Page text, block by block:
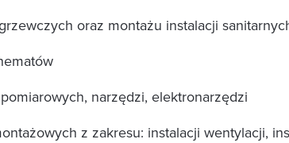
oraz montażu instalacji
narzędzi, elektronarzędzi
z zakresu: instalacji wentylacji,